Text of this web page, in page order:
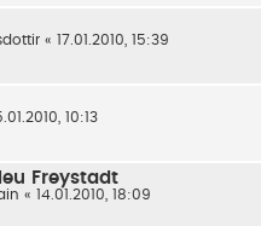
« 17.01.2010, 15:39
10:13
Freystadt
« 14.01.2010, 18:09